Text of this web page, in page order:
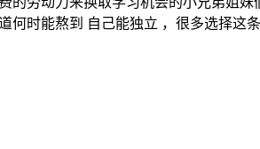
时能熬到 自己能独立 ，很多选择这